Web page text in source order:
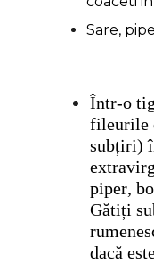
Sare,
Într-o
fileurile
subțiri)
piper,
Gătiți
dacă